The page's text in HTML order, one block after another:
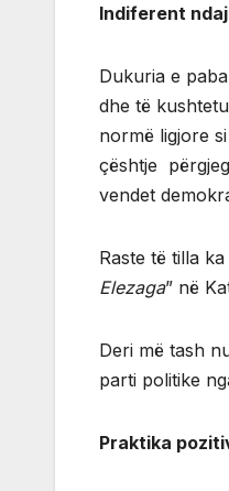
Indiferent
Dukuria e
dhe të
normë ligjore
çështje
vendet
Raste të tilla
Elezaga” në
Deri më tash
parti politike
Praktika